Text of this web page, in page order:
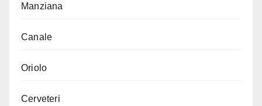
Manziana
Canale
Oriolo
Cerveteri